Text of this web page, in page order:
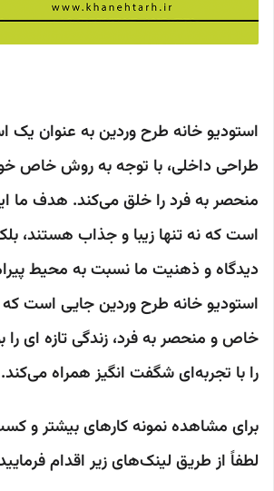
استودیو خانه طرح وردین به عنوان یک
طراحی داخلی، با توجه به روش خاص
منحصر به فرد را خلق می‌کند. هدف ما
است که نه تنها زیبا و جذاب هستند،
دیدگاه و ذهنیت ما نسبت به محیط
استودیو خانه طرح وردین جایی است
خاص و منحصر به فرد، زندگی تازه ای را
را با تجربه‌ای شگفت انگیز همراه می‌کند.
برای مشاهده نمونه کارهای بیشتر و
لطفاً از طریق لینک‌های زیر اقدام